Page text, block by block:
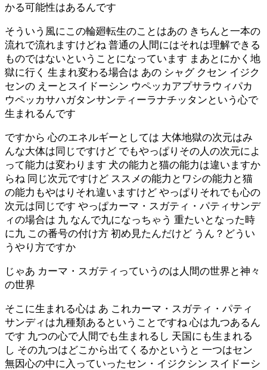
かる可能性はあるんです
そういう風にこの輪廻転生のことはあの きちんと一本の
流れで流れますけどね 普通の人間にはそれは理解できる
ものではないということになっています まあとにかく地
獄に行く 生まれ変わる場合は あの シャグ クセン イジク
センの えーとスイドーシン ウペッカアプサラウィパカ
ウペッカサハガタンサンティーラナチッタンという心で
生まれるんです
ですから 心のエネルギーとしては 大体地獄の次元はみ
んな大体は同じですけど でもやっぱりその人の次元によ
って能力は変わります 犬の能力と猫の能力は違いますか
らね 同じ次元ですけど ススメの能力とワシの能力と猫
の能力もやはりそれ違いますけど やっぱりそれでも心の
次元は同じです やっぱカーマ・スガティ・パティサンデ
ィの場合は 九 なんで九になっちゃう 重たいとなった時
に九 この番号の付け方 初め見たんだけど うん？どうい
うやり方ですか
じゃあ カーマ・スガティっていうのは人間の世界と神々
の世界
そこに生まれる心は あ これカーマ・スガティ・パティ
サンディは九種類あるということですね 心は九つあるん
です 九つの心で人間でも生まれるし 天国にも生まれる
し その九つはどこから出てくるかというと 一つはセン
無因心の中に入っていったセン・イジクシン スイドーシ